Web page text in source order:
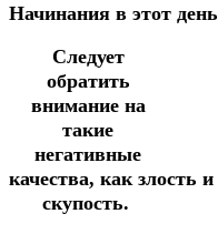
Начинания в этот день
Следует
обратить
внимание на
такие
негативные
качества, как злость и
скупость.